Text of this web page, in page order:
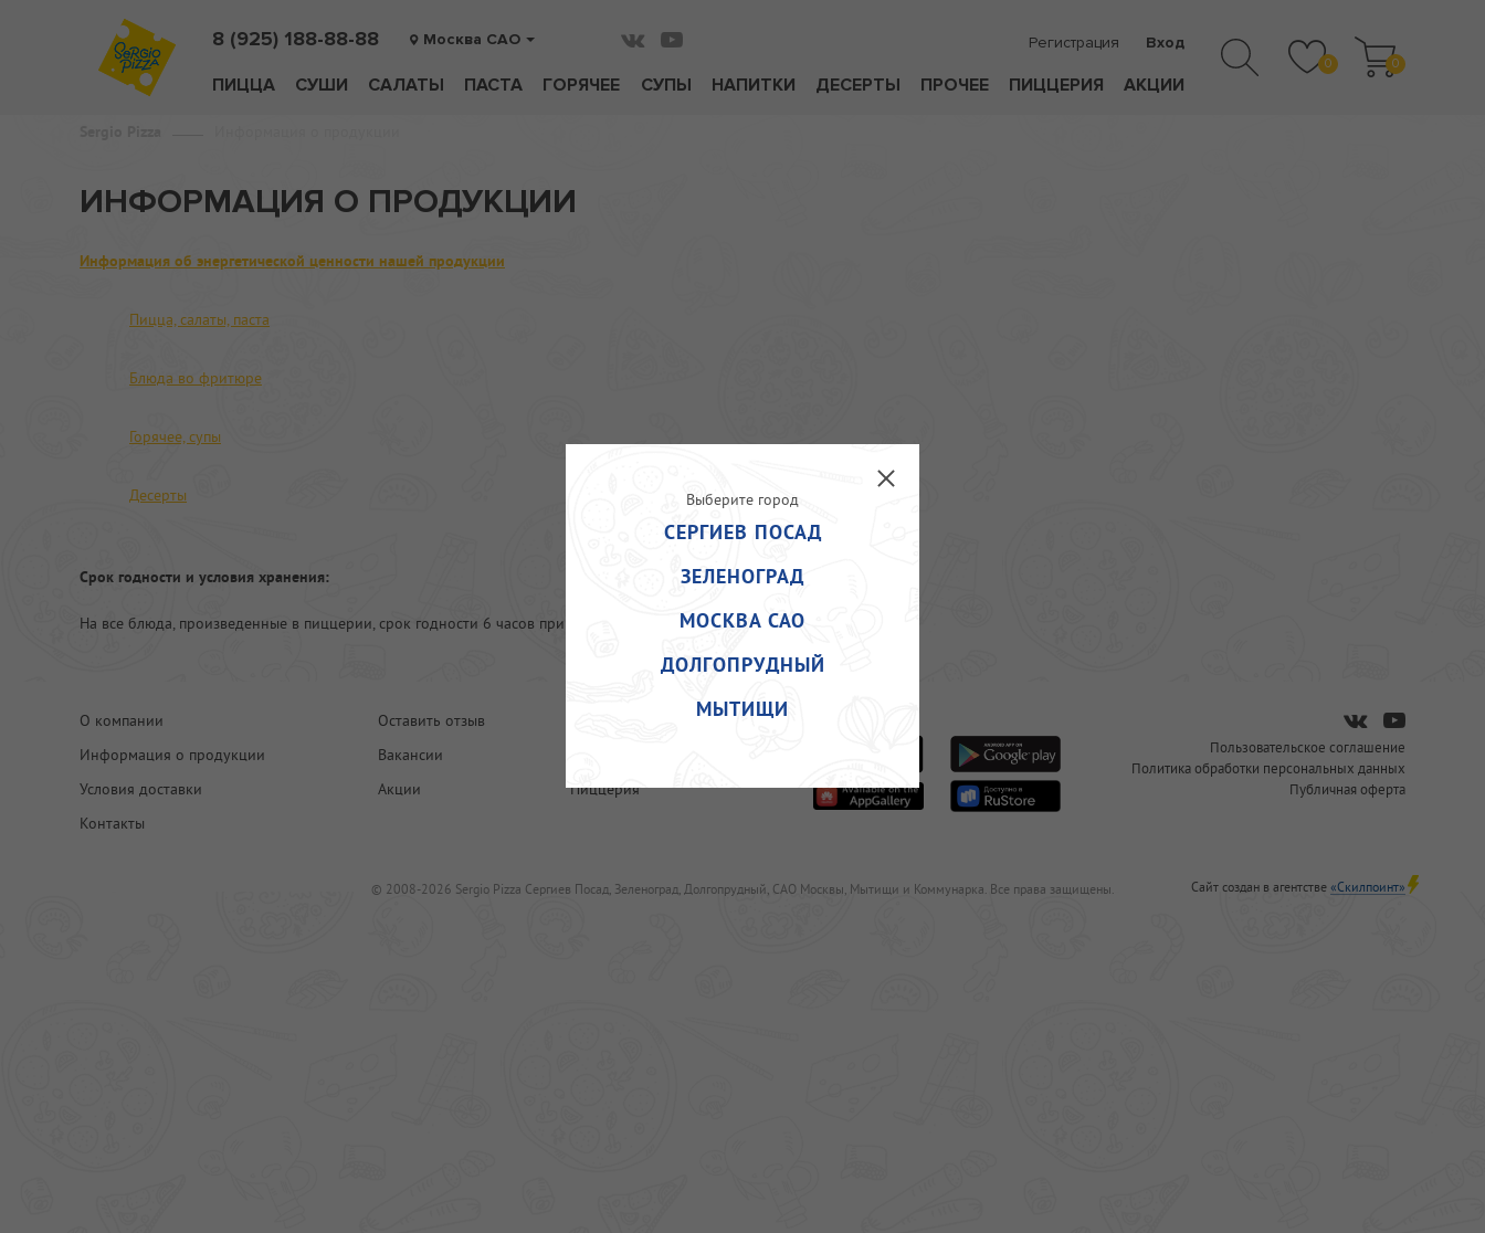
Выберите город
СЕРГИЕВ ПОСАД
ЗЕЛЕНОГРАД
МОСКВА САО
ДОЛГОПРУДНЫЙ
МЫТИЩИ
0 0
8 (925) 188-88-88 Москва САО
ПИЦЦА СУШИ САЛАТЫ ПАСТА ГОРЯЧЕЕ СУПЫ НАПИТКИ ДЕСЕРТЫ ПРОЧЕЕ ПИЦЦЕРИЯ АКЦИИ
Регистрация Вход
ИНФОРМАЦИЯ О ПРОДУКЦИИ
Информация об энергетической ценности нашей продукции
Пицца, салаты, паста
Блюда во фритюре
Горячее, супы
Десерты
Cрок годности и условия хранения:
На все блюда, произведенные в пиццерии, срок годности 6 часов при температуре от +2 до +6 градусов С.
О компании Оставить отзыв
Информация о продукции
Вакансии
Условия доставки
Акции
Пиццерия
Контакты
Пользовательское соглашение
Политика обработки персональных данных
Публичная оферта
© 2008-2026 Sergio Pizza Сергиев Посад, Зеленоград, Долгопрудный, САО Москвы, Мытищи и Коммунарка. Все права защищены. Сайт создан в агентстве «Скилпоинт»